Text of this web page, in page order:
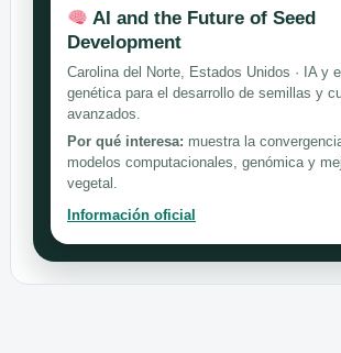
AI and the Future of Seed
Development
Carolina del Norte, Estados Unidos · IA y
genética para el desarrollo de semillas y
avanzados.
Por qué interesa: muestra la
modelos computacionales, genómica y
vegetal.
Información oficial